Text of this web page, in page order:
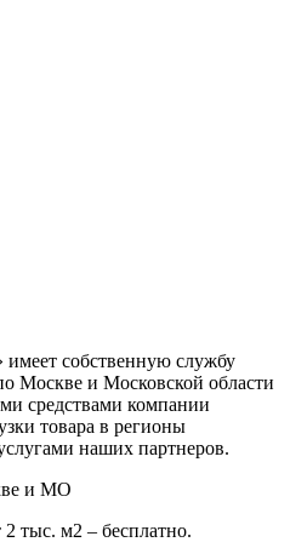
собственную службу
Москве и Московской области
средствами компании
товара в регионы
наших партнеров.
и МО
тыс. м2 – бесплатно.